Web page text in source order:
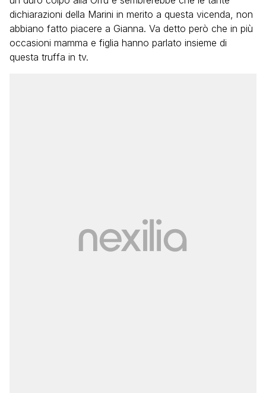
dichiarazioni della Marini in merito a questa vicenda, non
abbiano fatto piacere a Gianna. Va detto però che in più
occasioni mamma e figlia hanno parlato insieme di
questa truffa in tv.